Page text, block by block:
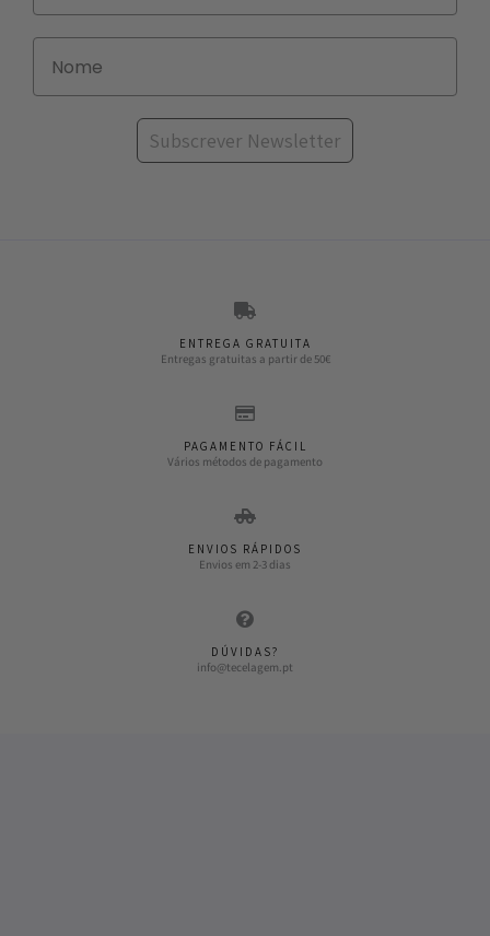
Subscrever Newsletter
ENTREGA GRATUITA
Entregas gratuitas a partir de 50€
PAGAMENTO FÁCIL
Vários métodos de pagamento
ENVIOS RÁPIDOS
Envios em 2-3 dias
DÚVIDAS?
info@tecelagem.pt